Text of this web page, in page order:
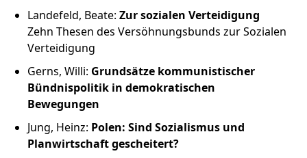
Landefeld, Beate: Zur sozialen Verteidigung
Zehn Thesen des Versöhnungsbunds zur Sozialen
Verteidigung
Gerns, Willi: Grundsätze kommunistischer
Bündnispolitik in demokratischen
Bewegungen
Jung, Heinz: Polen: Sind Sozialismus und
Planwirtschaft gescheitert?